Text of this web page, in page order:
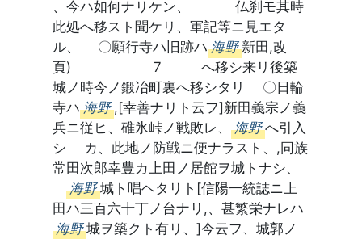
、今ハ如何ナリケン、 仏刹モ其時
此処へ移スト聞ケリ、軍記等ニ見エタ
ル、 〇願行寺ハ旧跡ハ 海野 新田,改
頁) 7 へ移シ来リ後築
城ノ時今ノ鍛冶町裏へ移シタリ 〇日輪
寺ハ 海野 ,[幸善ナリト云フ]新田義宗ノ義
兵ニ従ヒ、碓氷峠ノ戦敗レ、 海野 へ引入
シ カ、此地ノ防戦ニ便ナラスト、,同族
常田次郎幸豊カ上田ノ居館ヲ城トナシ、
海野 城ト唱ヘタリト[信陽一統誌ニ上
田ハ三百六十丁ノ台ナリ,、甚繁栄ナレハ
海野 城ヲ築クト有リ、]今云フ、城郭ノ